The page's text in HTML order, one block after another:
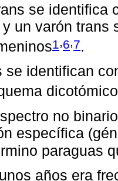
se identifica
un varón trans
1,6,7.
se identifican
no
específica
paraguas
años era